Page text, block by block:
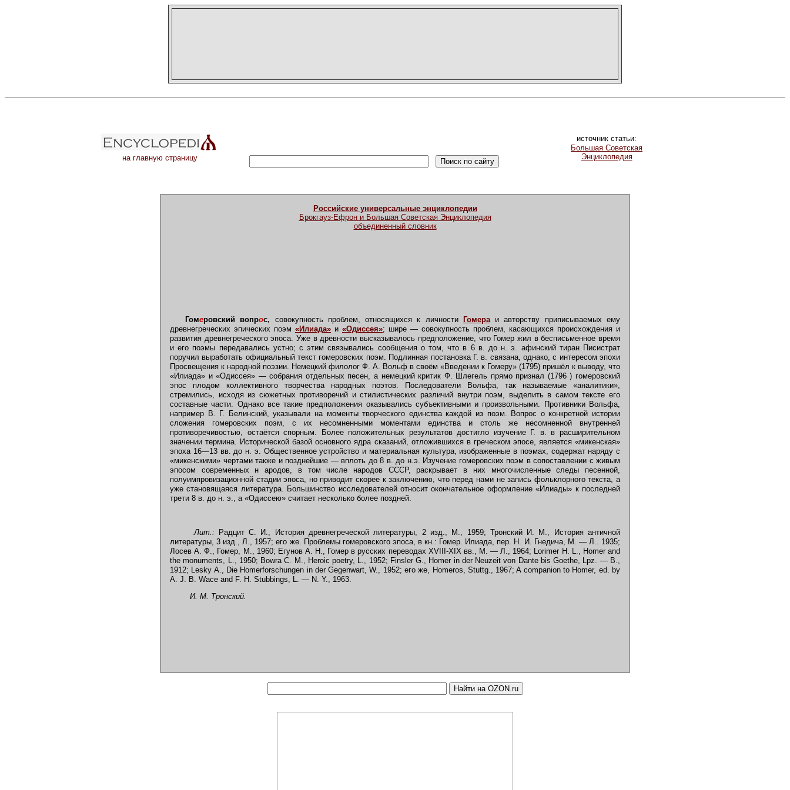
на главную страницу
источник статьи:
Большая Советская
Энциклопедия
Российские универсальные энциклопедии
Брокгауз-Ефрон и Большая Советская Энциклопедия
объединенный словник
Гомеровский вопрос, совокупность проблем, относящихся к личности Гомераи авторству приписываемых ему
древнегреческих эпических поэм «Илиада» и «Одиссея»; шире — совокупность проблем, касающихся происхождения и
развития древнегреческого эпоса. Уже в древности высказывалось предположение, что Гомер жил в бесписьменное время
и его поэмы передавались устно; с этим связывались сообщения о том, что в 6 в. до н. э. афинский тиран Писистрат
поручил выработать официальный текст гомеровских поэм. Подлинная постановка Г. в. связана, однако, с интересом эпохи
Просвещения к народной поэзии. Немецкий филолог Ф. А. Вольф в своём «Введении к Гомеру» (1795) пришёл к выводу, что
«Илиада» и «Одиссея» — собрания отдельных песен, а немецкий критик Ф. Шлегель прямо признал (1796 ) гомеровский
эпос плодом коллективного творчества народных поэтов. Последователи Вольфа, так называемые «аналитики»,
стремились, исходя из сюжетных противоречий и стилистических различий внутри поэм, выделить в самом тексте его
составные части. Однако все такие предположения оказывались субъективными и произвольными. Противники Вольфа,
например В. Г. Белинский, указывали на моменты творческого единства каждой из поэм. Вопрос о конкретной истории
сложения гомеровских поэм, с их несомненными моментами единства и столь же несомненной внутренней
противоречивостью, остаётся спорным. Более положительных результатов достигло изучение Г. в. в расширительном
значении термина. Исторической базой основного ядра сказаний, отложившихся в греческом эпосе, является «микенская»
эпоха 16—13 вв. до н. э. Общественное устройство и материальная культура, изображенные в поэмах, содержат наряду с
«микенскими» чертами также и позднейшие — вплоть до 8 в. до н.э. Изучение гомеровских поэм в сопоставлении с живым
эпосом современных н ародов, в том числе народов СССР, раскрывает в них многочисленные следы песенной,
полуимпровизационной стадии эпоса, но приводит скорее к заключению, что перед нами не запись фольклорного текста, а
уже становящаяся литература. Большинство исследователей относит окончательное оформление «Илиады» к последней
трети 8 в. до н. э., а «Одиссею» считает несколько более поздней.
Лит.: Радцит С. И., История древнегреческой литературы, 2 изд., М., 1959; Тронский И. М., История античной
литературы, 3 изд., Л., 1957; его же. Проблемы гомеровского эпоса, в кн.: Гомер. Илиада, пер. Н. И. Гнедича, М. — Л.. 1935;
Лосев А. Ф., Гомер, М., 1960; Егунов А. Н., Гомер в русских переводах XVIII-XIX вв., М. — Л., 1964; Lorimer Н. L., Homer and
the monuments, L., 1950; Bowra C. М., Heroic poetry, L., 1952; Finsler G., Homer in der Neuzeit von Dante bis Goethe, Lpz. — B.,
1912; Lesky A., Die Homerforschungen in der Gegenwart, W., 1952; его же, Homeros, Stuttg., 1967; A companion to Homer, ed. by
A. J. B. Wace and F. Н. Stubbings, L. — N. Y., 1963.
И. М. Тронский.